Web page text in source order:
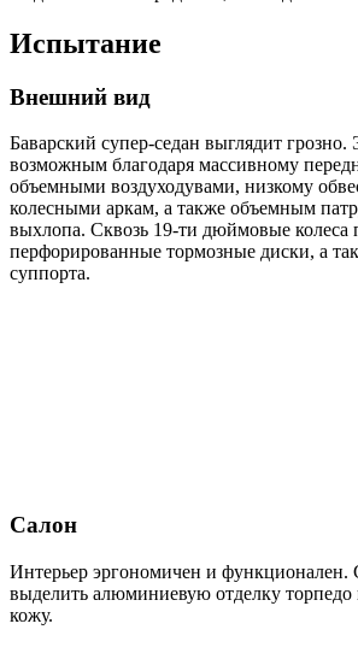
Испытание
Внешний вид
Баварский супер-седан выглядит грозно.
возможным благодаря массивному
объемными воздуходувами, низкому
колесными аркам, а также объемным
выхлопа. Сквозь 19-ти дюймовые колеса
перфорированные тормозные диски, а
суппорта.
Салон
Интерьер эргономичен и функционален.
выделить алюминиевую отделку торпедо
кожу.